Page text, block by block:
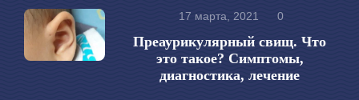
17 марта, 2021 0
Преаурикулярный свищ. Что
это такое? Симптомы,
диагностика, лечение